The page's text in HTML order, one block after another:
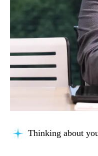
Thinking about